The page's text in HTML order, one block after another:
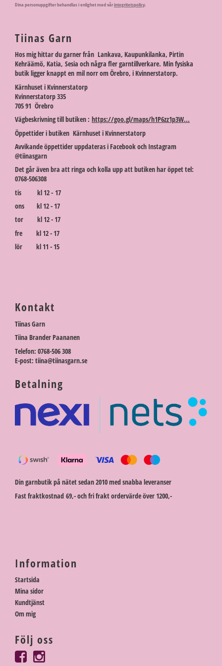
Dina personuppgifter behandlas i enlighet med vårintegritetspolicy.
Tiinas Garn
Hos mig hittar du garner från Lankava, Kaupunkilanka, Pirtin
Kehräämö, Katia, Sesia och några fler garntillverkare. Min fysiska
butik ligger knappt en mil norr om Örebro, i Kvinnerstatorp.
Kärnhuset i Kvinnerstatorp
Kvinnerstatorp 335
705 91 Örebro
Vägbeskrivning till butiken : https://goo.gl/maps/h1P6zz1p3W...
Öppettider i butiken Kärnhuset i Kvinnerstatorp
Avvikande öppettider uppdateras i Facebook och Instagram
@tiinasgarn
Det går även bra att ringa och kolla upp att butiken har öppet tel:
0768-506308
tis kl 12 - 17
ons kl 12 - 17
tor kl 12 - 17
fre kl 12 - 17
lör kl 11 - 15
Kontakt
Tiinas Garn
Tiina Brander Paananen
Telefon: 0768-506 308
E-post: tiina@tiinasgarn.se
Betalning
Din garnbutik på nätet sedan 2010 med snabba leveranser
Fast fraktkostnad 69,- och fri frakt ordervärde över 1200,-
Information
Startsida
Mina sidor
Kundtjänst
Om mig
Följ oss